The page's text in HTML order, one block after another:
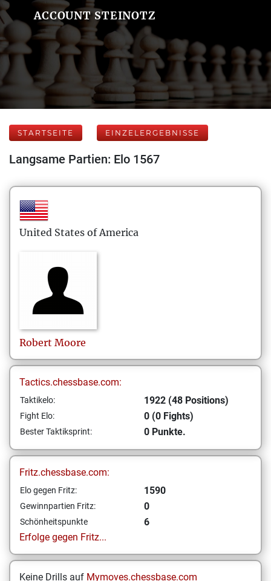
ACCOUNT STEINOTZ
STARTSEITE EINZELERGEBNISSE
Langsame Partien: Elo 1567
United States of America
Robert Moore
Tactics.chessbase.com:
Taktikelo: 1922 (48 Positions)
Fight Elo: 0 (0 Fights)
Bester Taktiksprint: 0 Punkte.
Fritz.chessbase.com:
Elo gegen Fritz: 1590
Gewinnpartien Fritz: 0
Schönheitspunkte
6
Erfolge gegen Fritz...
Keine Drills auf Mymoves.chessbase.com